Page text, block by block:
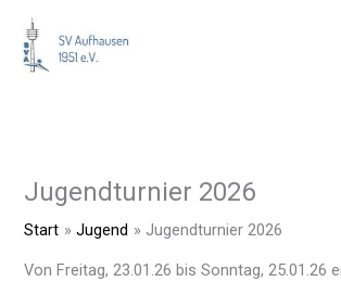
Inhalt
springen
Jugendturnier 2026
Start Jugend Jugendturnier 2026
Von Freitag, 23.01.26 bis Sonntag, 25.01.26